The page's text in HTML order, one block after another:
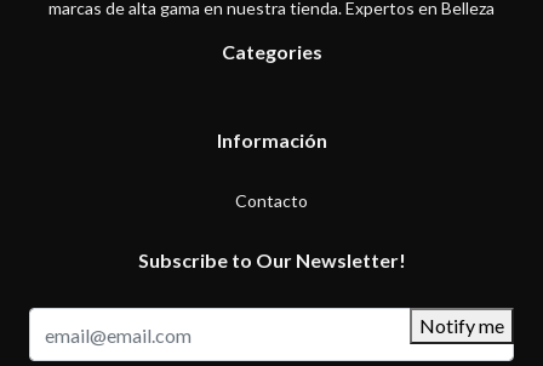
marcas de alta gama en nuestra tienda. Expertos en Belleza
Categories
Información
Contacto
Subscribe to Our Newsletter!
Notify me